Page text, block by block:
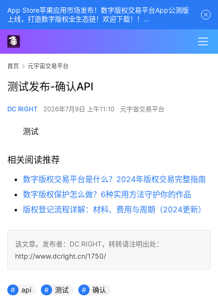
首页 元宇宙交易平台
测试发布-确认API
DC RIGHT 2026年7月9日 上午11:10 元宇宙交易平台
测试
相关阅读推荐
数字版权交易平台是什么？2024年版权交易完整指南
数字版权保护怎么做？6种实用方法守护你的作品
版权登记流程详解：材料、费用与周期（2024更新）
该文章。发布者：DC RIGHT，转转请注明出处：
http://www.dcright.cn/1750/
api 测试 确认
App Store苹果应用市场发布！数字版权交易平台App公测版
上线，打造数字版权全生态链！欢迎下载！！
商务经理联系方式——数字版权交易平台